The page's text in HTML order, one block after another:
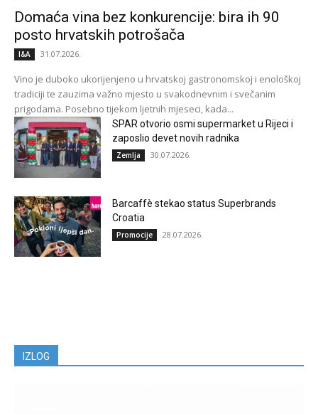
Domaća vina bez konkurencije: bira ih 90
posto hrvatskih potrošača
I&A 31.07.2026.
Vino je duboko ukorijenjeno u hrvatskoj gastronomskoj i enološkoj
tradiciji te zauzima važno mjesto u svakodnevnim i svečanim
prigodama. Posebno tijekom ljetnih mjeseci, kada...
SPAR otvorio osmi supermarket u Rijeci i
zaposlio devet novih radnika
Zemlja 30.07.2026.
Barcaffè stekao status Superbrands
Croatia
Promocije 28.07.2026.
IZLOG